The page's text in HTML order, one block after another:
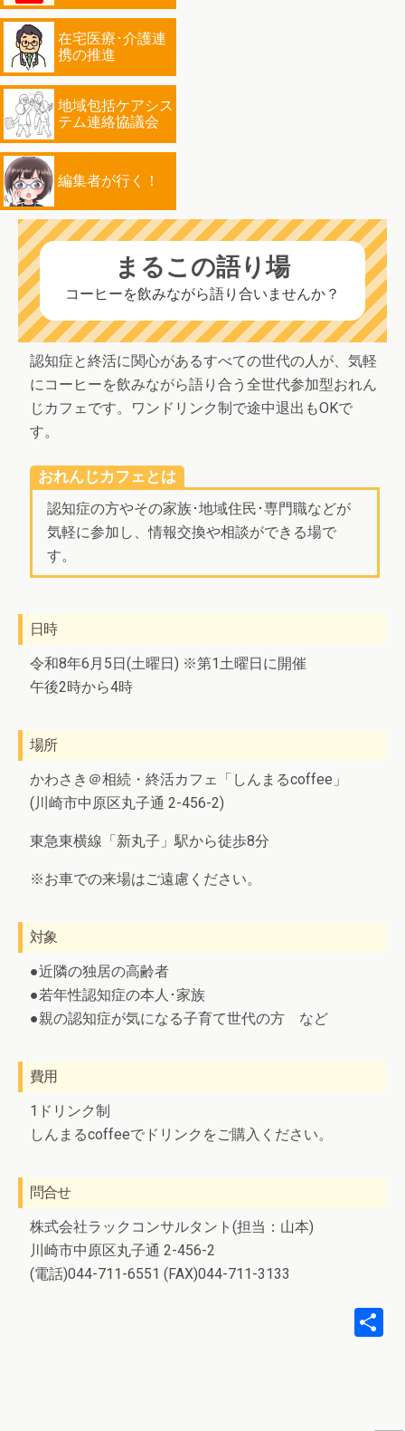
在宅医療･介護連
携の推進
地域包括ケアシス
テム連絡協議会
編集者が行く！
まるこの語り場
コーヒーを飲みながら語り合いませんか？
認知症と終活に関心があるすべての世代の人が、気軽
にコーヒーを飲みながら語り合う全世代参加型おれん
じカフェです。ワンドリンク制で途中退出もOKで
す。
おれんじカフェとは
認知症の方やその家族･地域住民･専門職などが
気軽に参加し、情報交換や相談ができる場で
す。
日時
令和8年6月5日(土曜日) ※第1土曜日に開催
午後2時から4時
場所
かわさき＠相続・終活カフェ「しんまるcoffee」
(川崎市中原区丸子通 2-456-2)
東急東横線「新丸子」駅から徒歩8分
※お車での来場はご遠慮ください。
対象
●近隣の独居の高齢者
●若年性認知症の本人･家族
●親の認知症が気になる子育て世代の方 など
費用
1ドリンク制
しんまるcoffeeでドリンクをご購入ください。
問合せ
株式会社ラックコンサルタント(担当：山本)
川崎市中原区丸子通 2-456-2
(電話)044-711-6551 (FAX)044-711-3133